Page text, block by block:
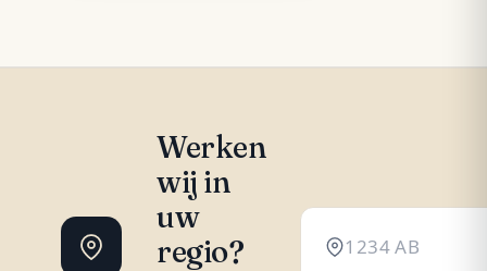
Werken
wij in
uw
regio?